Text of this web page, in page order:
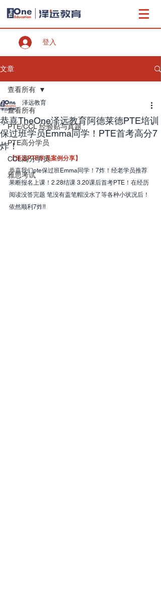
登入
文章
查看所有
PTE/CCL 经验贴与真题
PTE高分学员
CCL高分学员
雅思考试
查看所有
恭喜TheOne泽远教育阿德莱德PTE培训
保过班学员Emma同学！PTE首考高分7
炸！
泽远教育
【泽远PTE学员案例分享】
恭喜我们pte保过班Emma同学！7炸！经老学员推荐
果断报名上课！2.28结课 3.20课后首考PTE！在经历
阅读没答完题 笔没有盖笔帽没水了等各种小状况后！
依然顺利7炸‼